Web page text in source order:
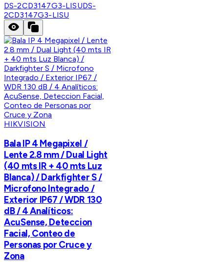
DS-2CD3147G3-LISUDS-
2CD3147G3-LISU
HIKVISION
Bala IP 4 Megapixel /
Lente 2.8 mm / Dual Light
(40 mts IR + 40 mts Luz
Blanca) / Darkfighter S /
Microfono Integrado /
Exterior IP67 / WDR 130
dB / 4 Analíticos:
AcuSense, Deteccion
Facial, Conteo de
Personas por Cruce y
Zona